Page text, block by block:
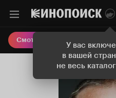
У вас
в вашей
не весь
Смотреть кино